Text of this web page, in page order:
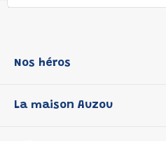
Nos héros
P'tit Loup
La maison Auzou